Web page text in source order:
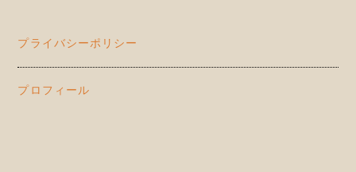
プライバシーポリシー
プロフィール